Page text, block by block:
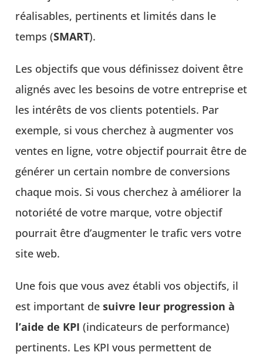
réalisables, pertinents et limités dans le
temps (SMART).
Les objectifs que vous définissez doivent être
alignés avec les besoins de votre entreprise et
les intérêts de vos clients potentiels. Par
exemple, si vous cherchez à augmenter vos
ventes en ligne, votre objectif pourrait être de
générer un certain nombre de conversions
chaque mois. Si vous cherchez à améliorer la
notoriété de votre marque, votre objectif
pourrait être d’augmenter le trafic vers votre
site web.
Une fois que vous avez établi vos objectifs, il
est important de suivre leur progression à
l’aide de KPI (indicateurs de performance)
pertinents. Les KPI vous permettent de